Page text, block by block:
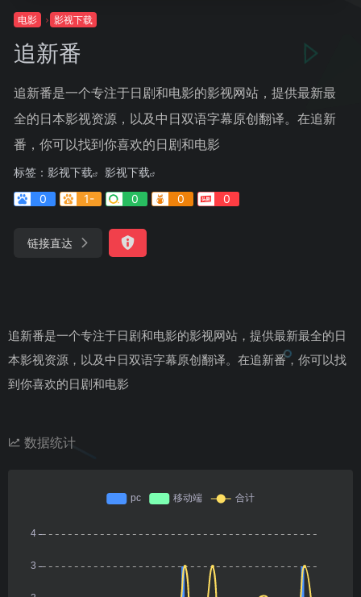
电影 影视下载
追新番
追新番是一个专注于日剧和电影的影视网站，提供最新最
全的日本影视资源，以及中日双语字幕原创翻译。在追新
番，你可以找到你喜欢的日剧和电影
标签： 影视下载
影视下载
0
1- 0 0 0
链接直达
追新番是一个专注于日剧和电影的影视网站，提供最新最全的日
本影视资源，以及中日双语字幕原创翻译。在追新番，你可以找
到你喜欢的日剧和电影
数据统计